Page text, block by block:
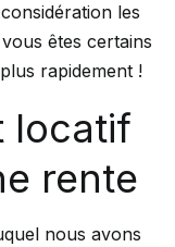
les
êtes certains
plus rapidement !
locatif
rente
nous avons